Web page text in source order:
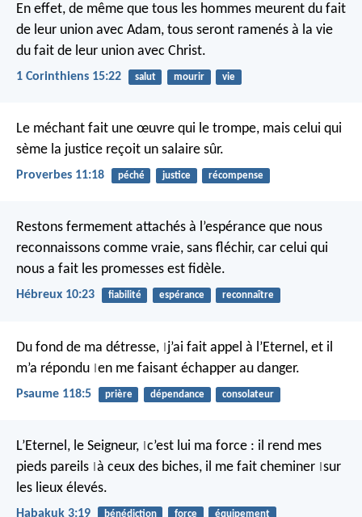
En effet, de même que tous les hommes meurent du fait
de leur union avec Adam, tous seront ramenés à la vie
du fait de leur union avec Christ.
1 Corinthiens 15:22 salut mourir vie
Le méchant fait une œuvre qui le trompe, mais celui qui
sème la justice reçoit un salaire sûr.
Proverbes 11:18 péché justice récompense
Restons fermement attachés à l’espérance que nous
reconnaissons comme vraie, sans fléchir, car celui qui
nous a fait les promesses est fidèle.
Hébreux 10:23 fiabilité espérance reconnaître
Du fond de ma détresse, j’ai fait appel à l’Eternel, et il
m’a répondu en me faisant échapper au danger.
Psaume 118:5 prière dépendance consolateur
L’Eternel, le Seigneur, c’est lui ma force : il rend mes
pieds pareils à ceux des biches, il me fait cheminer sur
les lieux élevés.
Habakuk 3:19 bénédiction force équipement